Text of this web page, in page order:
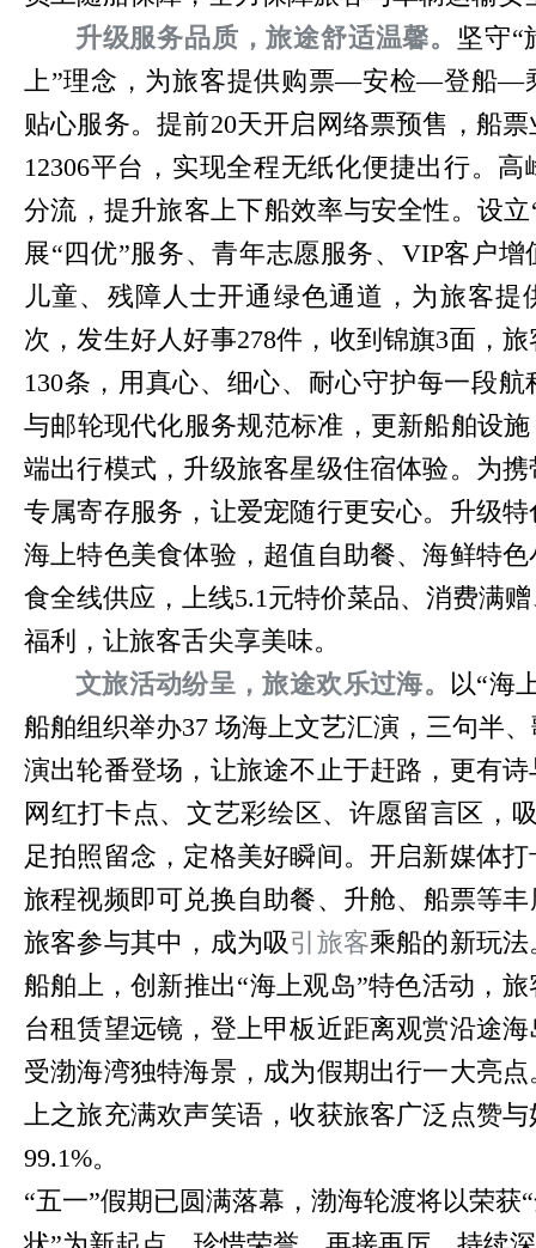
升级服务品质，旅途舒适温馨。
坚守“
上”理念，为旅客提供购票—安检—登船—
贴心服务。提前20天开启网络票预售，船
12306平台，实现全程无纸化便捷出行。
分流，提升旅客上下船效率与安全性。设
展“四优”服务、青年志愿服务、VIP客户
儿童、残障人士开通绿色通道，为旅客提
次，发生好人好事278件，收到锦旗3面，
130条，用真心、细心、耐心守护每一段
与邮轮现代化服务规范标准，更新船舶设
端出行模式，升级旅客星级住宿体验。为
专属寄存服务，让爱宠随行更安心。升级
海上特色美食体验，超值自助餐、海鲜特
食全线供应，上线5.1元特价菜品、消费满
福利，让旅客舌尖享美味。
文旅活动纷呈，旅途欢乐过海。
以“海
船舶组织举办37 场海上文艺汇演，三句半
演出轮番登场，让旅途不止于赶路，更有
网红打卡点、文艺彩绘区、许愿留言区，
足拍照留念，定格美好瞬间。开启新媒体
旅程视频即可兑换自助餐、升舱、船票等丰
旅客参与其中，成为吸 引旅客乘船的新玩
船舶上，创新推出“海上观岛”特色活动，
台租赁望远镜，登上甲板近距离观赏沿途
受渤海湾独特海景，成为假期出行一大亮
上之旅充满欢声笑语，收获旅客广泛点赞
99.1%。
“五一”假期已圆满落幕，渤海轮渡将以荣获